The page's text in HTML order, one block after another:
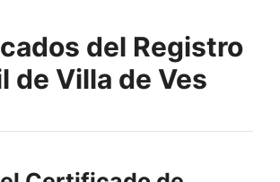
del Registro
de Villa de Ves